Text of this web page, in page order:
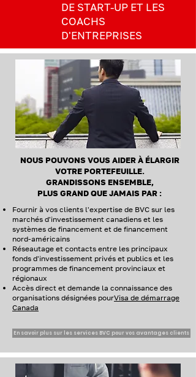
DE START-UP ET LES
COACHS
D'ENTREPRISES
NOUS POUVONS VOUS AIDER À ÉLARGIR
VOTRE PORTEFEUILLE.
GRANDISSONS ENSEMBLE,
PLUS GRAND QUE JAMAIS PAR :
Fournir à vos clients l'expertise de BVC sur les
marchés d'investissement canadiens et les
systèmes de financement et de financement
nord-américains
Réseautage et contacts entre les principaux
fonds d'investissement privés et publics et les
programmes de financement provinciaux et
régionaux
Accès direct et demande la connaissance des
organisations désignées pourVisa de démarrage
Canada
En savoir plus sur les services BVC pour vos avantages clients